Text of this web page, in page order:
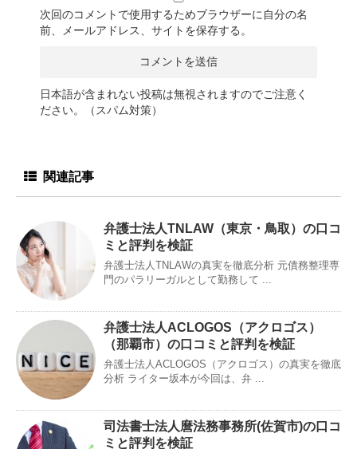
次回のコメントで使用するためブラウザーに自分の名
前、メールアドレス、サイトを保存する。
日本語が含まれない投稿は無視されますのでご注意く
ださい。（スパム対策）
関連記事
弁護士法人TNLAW（東京・鳥取）の口コ
ミと評判を検証
弁護士法人TNLAWの真実を徹底分析 元債務整理専
門のパラリーガルとして勤務して ...
弁護士法人ACLOGOS（アクロゴス）
（那覇市）の口コミと評判を検証
弁護士法人ACLOGOS（アクロゴス）の真実を徹底
分析 ライター坂本が今回は、弁 ...
司法書士法人麿法務事務所(佐賀市)の口コ
ミと評判を検証